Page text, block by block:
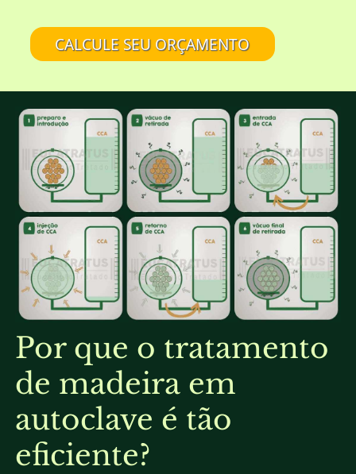
CALCULE SEU ORÇAMENTO
Por que o tratamento
de madeira em
autoclave é tão
eficiente?